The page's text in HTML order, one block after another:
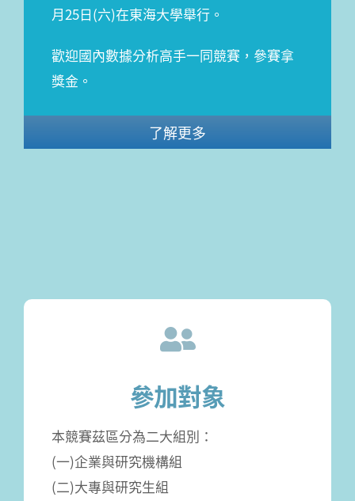
月25日(六)在東海大學舉行。
歡迎國內數據分析高手一同競賽，參賽拿
獎金。
了解更多
參加對象
本競賽茲區分為二大組別：
(一)企業與研究機構組
(二)大專與研究生組